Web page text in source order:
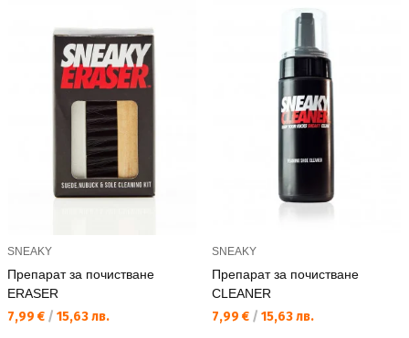
SNEAKY
Препарат за почистване
ERASER
Текуща цена:
7,99 € / 15,63 лв.
SNEAKY
Препарат за почистване
CLEANER
Текуща цена:
7,99 € / 15,63 лв.